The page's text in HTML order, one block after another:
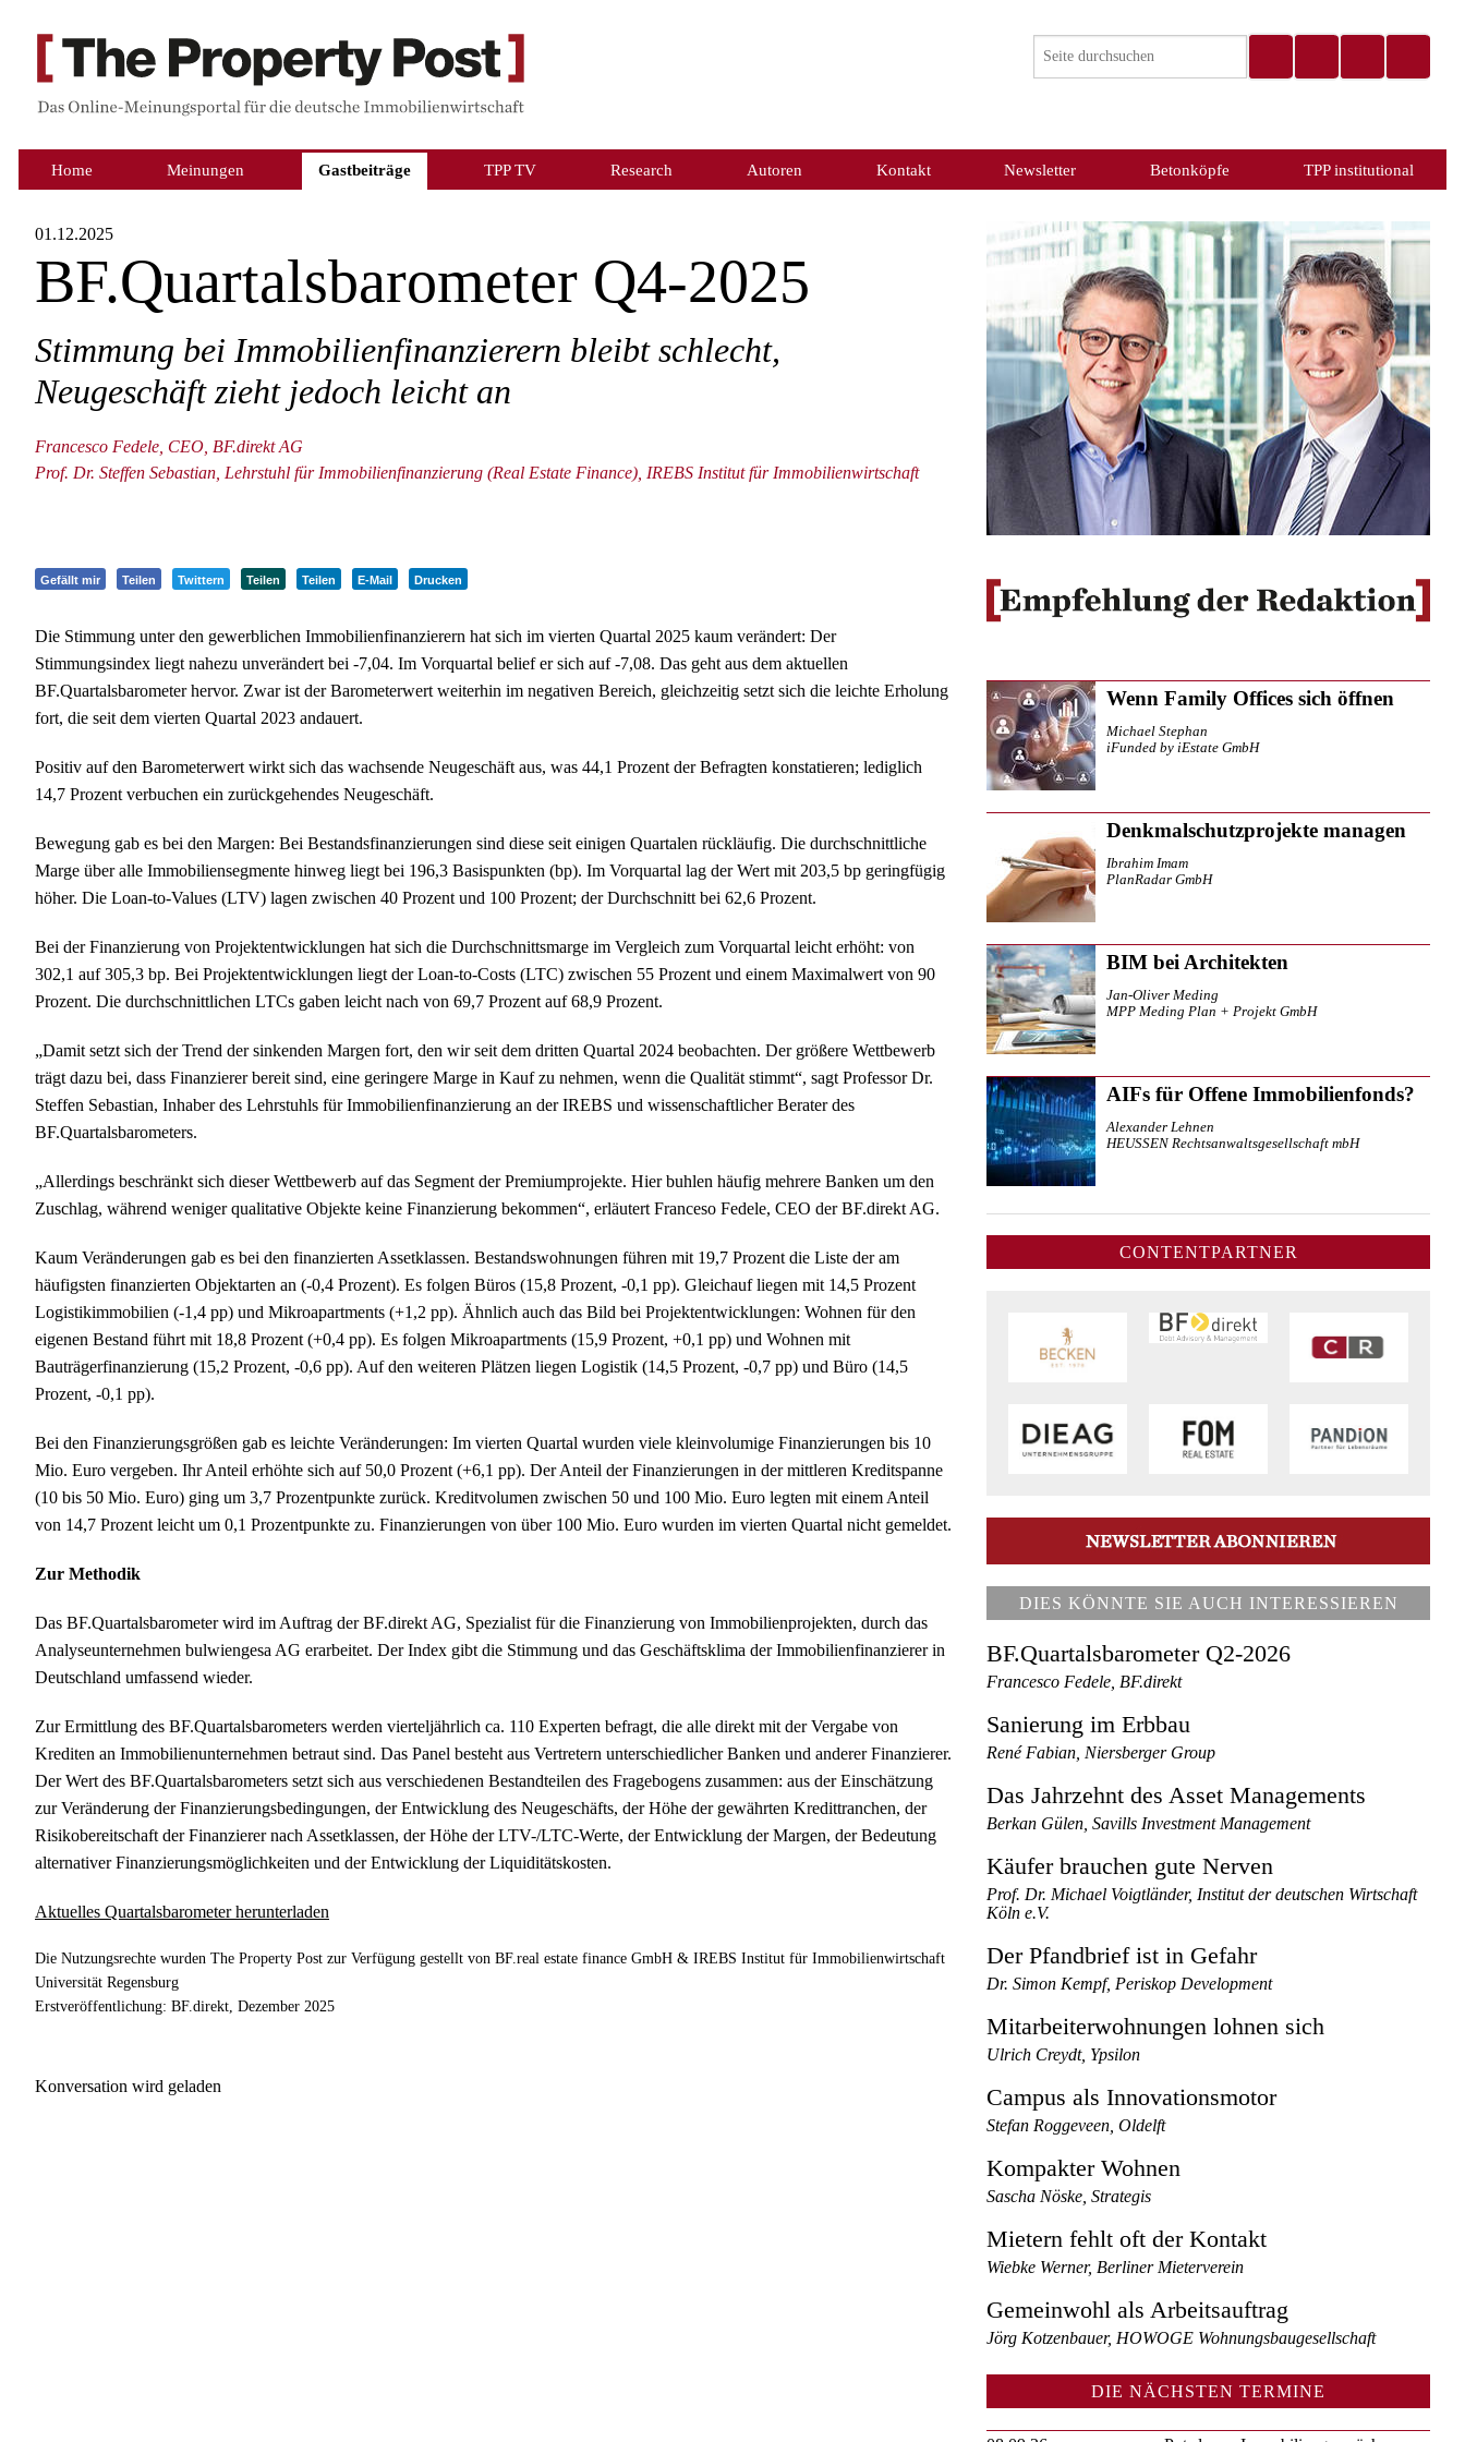
Home Meinungen Gastbeiträge TPP TV Research Autoren Kontakt Newsletter Betonköpfe TPP institutional
01.12.2025
BF.Quartalsbarometer Q4-2025
Stimmung bei Immobilienfinanzierern bleibt schlecht,
Neugeschäft zieht jedoch leicht an
Francesco Fedele, CEO, BF.direkt AG
Prof. Dr. Steffen Sebastian, Lehrstuhl für Immobilienfinanzierung (Real Estate Finance), IREBS Institut für Immobilienwirtschaft
Gefällt mir Teilen Twittern Teilen Teilen E-Mail Drucken
Die Stimmung unter den gewerblichen Immobilienfinanzierern hat sich im vierten Quartal 2025 kaum verändert: Der
Stimmungsindex liegt nahezu unverändert bei -7,04. Im Vorquartal belief er sich auf -7,08. Das geht aus dem aktuellen
BF.Quartalsbarometer hervor. Zwar ist der Barometerwert weiterhin im negativen Bereich, gleichzeitig setzt sich die leichte Erholung
fort, die seit dem vierten Quartal 2023 andauert.
Positiv auf den Barometerwert wirkt sich das wachsende Neugeschäft aus, was 44,1 Prozent der Befragten konstatieren; lediglich
14,7 Prozent verbuchen ein zurückgehendes Neugeschäft.
Bewegung gab es bei den Margen: Bei Bestandsfinanzierungen sind diese seit einigen Quartalen rückläufig. Die durchschnittliche
Marge über alle Immobiliensegmente hinweg liegt bei 196,3 Basispunkten (bp). Im Vorquartal lag der Wert mit 203,5 bp geringfügig
höher. Die Loan-to-Values (LTV) lagen zwischen 40 Prozent und 100 Prozent; der Durchschnitt bei 62,6 Prozent.
Bei der Finanzierung von Projektentwicklungen hat sich die Durchschnittsmarge im Vergleich zum Vorquartal leicht erhöht: von
302,1 auf 305,3 bp. Bei Projektentwicklungen liegt der Loan-to-Costs (LTC) zwischen 55 Prozent und einem Maximalwert von 90
Prozent. Die durchschnittlichen LTCs gaben leicht nach von 69,7 Prozent auf 68,9 Prozent.
„Damit setzt sich der Trend der sinkenden Margen fort, den wir seit dem dritten Quartal 2024 beobachten. Der größere Wettbewerb
trägt dazu bei, dass Finanzierer bereit sind, eine geringere Marge in Kauf zu nehmen, wenn die Qualität stimmt“, sagt Professor Dr.
Steffen Sebastian, Inhaber des Lehrstuhls für Immobilienfinanzierung an der IREBS und wissenschaftlicher Berater des
BF.Quartalsbarometers.
„Allerdings beschränkt sich dieser Wettbewerb auf das Segment der Premiumprojekte. Hier buhlen häufig mehrere Banken um den
Zuschlag, während weniger qualitative Objekte keine Finanzierung bekommen“, erläutert Franceso Fedele, CEO der BF.direkt AG.
Kaum Veränderungen gab es bei den finanzierten Assetklassen. Bestandswohnungen führen mit 19,7 Prozent die Liste der am
häufigsten finanzierten Objektarten an (-0,4 Prozent). Es folgen Büros (15,8 Prozent, -0,1 pp). Gleichauf liegen mit 14,5 Prozent
Logistikimmobilien (-1,4 pp) und Mikroapartments (+1,2 pp). Ähnlich auch das Bild bei Projektentwicklungen: Wohnen für den
eigenen Bestand führt mit 18,8 Prozent (+0,4 pp). Es folgen Mikroapartments (15,9 Prozent, +0,1 pp) und Wohnen mit
Bauträgerfinanzierung (15,2 Prozent, -0,6 pp). Auf den weiteren Plätzen liegen Logistik (14,5 Prozent, -0,7 pp) und Büro (14,5
Prozent, -0,1 pp).
Bei den Finanzierungsgrößen gab es leichte Veränderungen: Im vierten Quartal wurden viele kleinvolumige Finanzierungen bis 10
Mio. Euro vergeben. Ihr Anteil erhöhte sich auf 50,0 Prozent (+6,1 pp). Der Anteil der Finanzierungen in der mittleren Kreditspanne
(10 bis 50 Mio. Euro) ging um 3,7 Prozentpunkte zurück. Kreditvolumen zwischen 50 und 100 Mio. Euro legten mit einem Anteil
von 14,7 Prozent leicht um 0,1 Prozentpunkte zu. Finanzierungen von über 100 Mio. Euro wurden im vierten Quartal nicht gemeldet.
Zur Methodik
Das BF.Quartalsbarometer wird im Auftrag der BF.direkt AG, Spezialist für die Finanzierung von Immobilienprojekten, durch das
Analyseunternehmen bulwiengesa AG erarbeitet. Der Index gibt die Stimmung und das Geschäftsklima der Immobilienfinanzierer in
Deutschland umfassend wieder.
Zur Ermittlung des BF.Quartalsbarometers werden vierteljährlich ca. 110 Experten befragt, die alle direkt mit der Vergabe von
Krediten an Immobilienunternehmen betraut sind. Das Panel besteht aus Vertretern unterschiedlicher Banken und anderer Finanzierer.
Der Wert des BF.Quartalsbarometers setzt sich aus verschiedenen Bestandteilen des Fragebogens zusammen: aus der Einschätzung
zur Veränderung der Finanzierungsbedingungen, der Entwicklung des Neugeschäfts, der Höhe der gewährten Kredittranchen, der
Risikobereitschaft der Finanzierer nach Assetklassen, der Höhe der LTV-/LTC-Werte, der Entwicklung der Margen, der Bedeutung
alternativer Finanzierungsmöglichkeiten und der Entwicklung der Liquiditätskosten.
Aktuelles Quartalsbarometer herunterladen
Die Nutzungsrechte wurden The Property Post zur Verfügung gestellt von BF.real estate finance GmbH & IREBS Institut für Immobilienwirtschaft
Universität Regensburg
Erstveröffentlichung: BF.direkt, Dezember 2025
Konversation wird geladen
Wenn Family Offices sich öffnen
Michael Stephan
iFunded by iEstate GmbH
Denkmalschutzprojekte managen
Ibrahim Imam
PlanRadar GmbH
BIM bei Architekten
Jan-Oliver Meding
MPP Meding Plan + Projekt GmbH
AIFs für Offene Immobilienfonds?
Alexander Lehnen
HEUSSEN Rechtsanwaltsgesellschaft mbH
CONTENTPARTNER
DIES KÖNNTE SIE AUCH INTERESSIEREN
BF.Quartalsbarometer Q2-2026
Francesco Fedele, BF.direkt
Sanierung im Erbbau
René Fabian, Niersberger Group
Das Jahrzehnt des Asset Managements
Berkan Gülen, Savills Investment Management
Käufer brauchen gute Nerven
Prof. Dr. Michael Voigtländer, Institut der deutschen Wirtschaft
Köln e.V.
Der Pfandbrief ist in Gefahr
Dr. Simon Kempf, Periskop Development
Mitarbeiterwohnungen lohnen sich
Ulrich Creydt, Ypsilon
Campus als Innovationsmotor
Stefan Roggeveen, Oldelft
Kompakter Wohnen
Sascha Nöske, Strategis
Mietern fehlt oft der Kontakt
Wiebke Werner, Berliner Mieterverein
Gemeinwohl als Arbeitsauftrag
Jörg Kotzenbauer, HOWOGE Wohnungsbaugesellschaft
DIE NÄCHSTEN TERMINE